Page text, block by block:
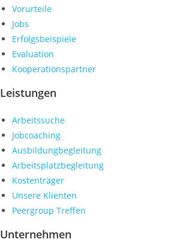
Vorurteile
Jobs
Erfolgsbeispiele
Evaluation
Kooperationspartner
Leistungen
Arbeitssuche
Jobcoaching
Ausbildungbegleitung
Arbeitsplatzbegleitung
Kostenträger
Unsere Klienten
Peergroup Treffen
Unternehmen